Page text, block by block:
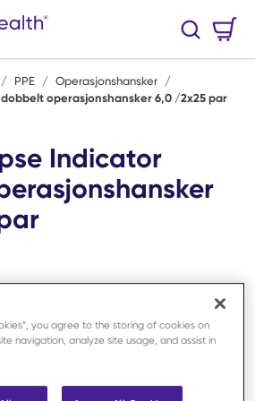
Søk
/ PPE / Operasjonshansker /
operasjonshansker 6,0 /2x25 par
Indicator
you agree to the storing of cookies on
navigation, analyze site usage, and assist in